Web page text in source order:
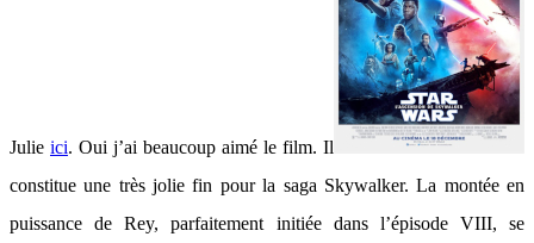
Julie ici. Oui j’ai beaucoup aimé le film. Il
constitue une très jolie fin pour la saga Skywalker. La montée en
puissance de Rey, parfaitement initiée dans l’épisode VIII, se